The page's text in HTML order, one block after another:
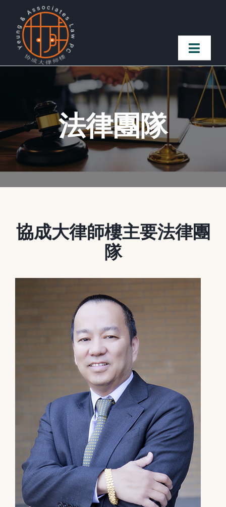
content
Toggle
法律團隊
案件簡介
客戶讚譽
聯絡電話：(437) 990-0999
法律團隊
協成大律師樓主要法律團
隊